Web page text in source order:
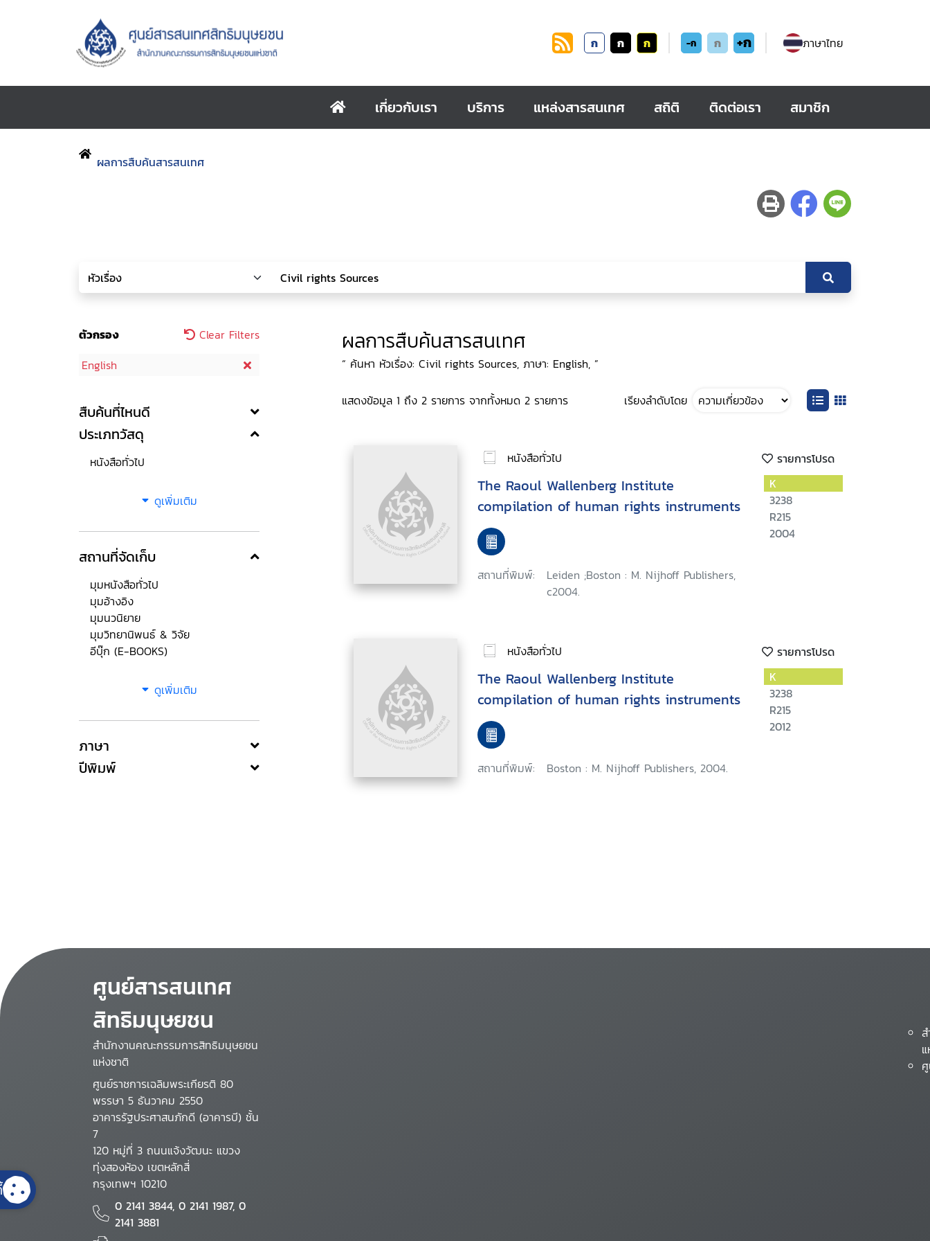
ก ก ก -ก ก +ก ภาษาไทย
เกี่ยวกับเรา บริการ แหล่งสารสนเทศ สถิติ ติดต่อเรา สมาชิก
ผลการสืบค้นสารสนเทศ
ตัวกรอง
Clear Filters
English
สืบค้นที่ไหนดี
ประเภทวัสดุ
หนังสือทั่วไป
ดูเพิ่มเติม
สถานที่จัดเก็บ
มุมหนังสือทั่วไป
มุมอ้างอิง
มุมนวนิยาย
มุมวิทยานิพนธ์ & วิจัย
อีบุ๊ก (E-BOOKS)
ดูเพิ่มเติม
ภาษา
ปีพิมพ์
ผลการสืบค้นสารสนเทศ
“ ค้นหา หัวเรื่อง: Civil rights Sources, ภาษา: English, ”
แสดงข้อมูล 1 ถึง 2 รายการ จากทั้งหมด 2 รายการ เรียงลำดับโดย
หนังสือทั่วไป รายการโปรด
The Raoul Wallenberg Institute
compilation of human rights instruments
สถานที่พิมพ์:
Leiden ;Boston : M. Nijhoff Publishers,
c2004.
K
3238
R215
2004
หนังสือทั่วไป รายการโปรด
The Raoul Wallenberg Institute
compilation of human rights instruments
สถานที่พิมพ์: Boston : M. Nijhoff Publishers, 2004.
K
3238
R215
2012
ศูนย์สารสนเทศ
สิทธิมนุษยชน
สำนักงานคณะกรรมการสิทธิมนุษยชน
แห่งชาติ
ศูนย์ราชการเฉลิมพระเกียรติ 80
พรรษา 5 ธันวาคม 2550
อาคารรัฐประศาสนภักดี (อาคารบี) ชั้น
7
120 หมู่ที่ 3 ถนนแจ้งวัฒนะ แขวง
ทุ่งสองห้อง เขตหลักสี่
กรุงเทพฯ 10210
0 2141 3844, 0 2141 1987, 0
2141 3881